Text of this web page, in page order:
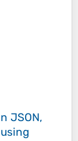
JSON,
using